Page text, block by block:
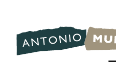
contenido